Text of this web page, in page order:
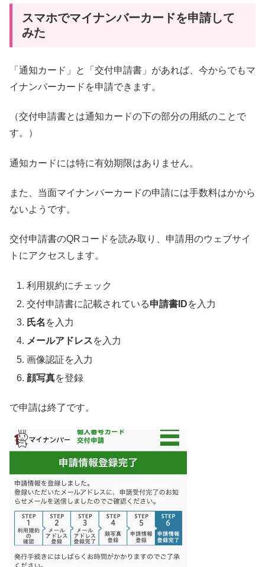
スマホでマイナンバーカードを申請して
みた
「通知カード」と「交付申請書」があれば、今からでもマ
イナンバーカードを申請できます。
（交付申請書とは通知カードの下の部分の用紙のことで
す。）
通知カードには特に有効期限はありません。
また、当面マイナンバーカードの申請には手数料はかから
ないようです。
交付申請書のQRコードを読み取り、申請用のウェブサイ
トにアクセスします。
利用規約にチェック
交付申請書に記載されている申請書IDを入力
氏名 を入力
メールアドレスを入力
画像認証を入力
顔写真を登録
で申請は終了です。